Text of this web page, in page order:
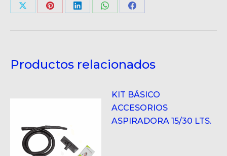
CompartirCompartirCompartirCompartirCompartir
Productos relacionados
KIT BÁSICO
ACCESORIOS
ASPIRADORA 15/30 LTS.